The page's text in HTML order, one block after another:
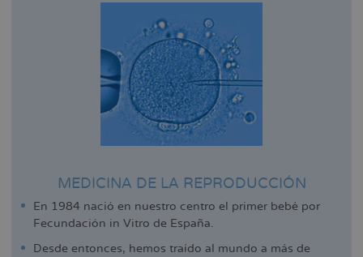
MEDICINA DE LA REPRODUCCIÓN
En 1984 nació en nuestro centro el primer bebé por
Fecundación in Vitro de España.
Desde entonces, hemos traído al mundo a más de